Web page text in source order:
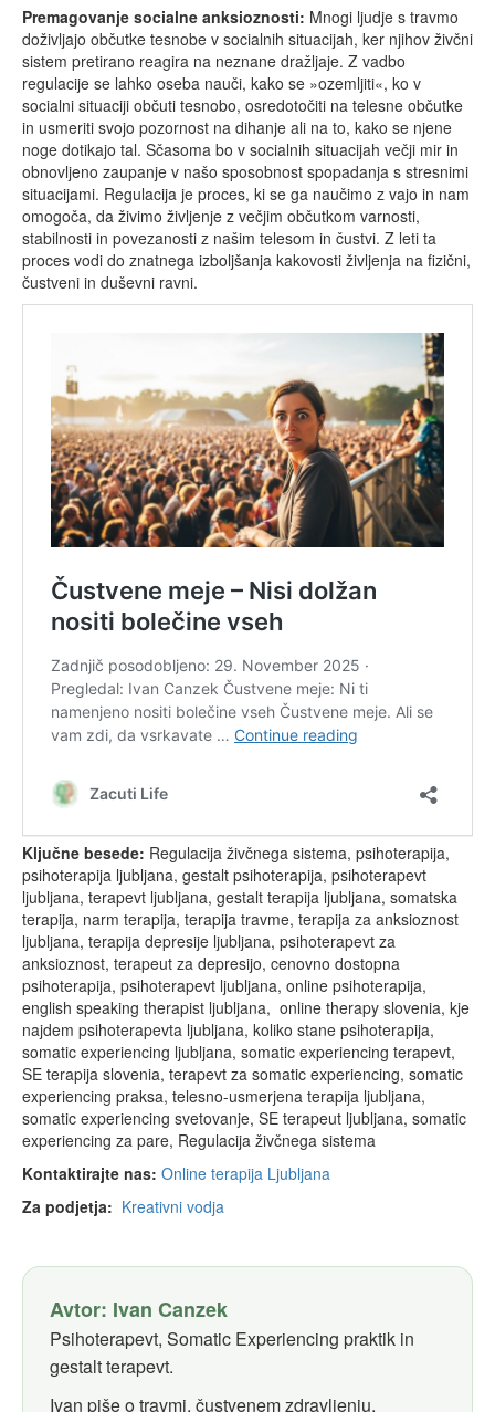
Premagovanje socialne anksioznosti: Mnogi ljudje s travmo
doživljajo občutke tesnobe v socialnih situacijah, ker njihov živčni
sistem pretirano reagira na neznane dražljaje. Z vadbo
regulacije se lahko oseba nauči, kako se »ozemljiti«, ko v
socialni situaciji občuti tesnobo, osredotočiti na telesne občutke
in usmeriti svojo pozornost na dihanje ali na to, kako se njene
noge dotikajo tal. Sčasoma bo v socialnih situacijah večji mir in
obnovljeno zaupanje v našo sposobnost spopadanja s stresnimi
situacijami. Regulacija je proces, ki se ga naučimo z vajo in nam
omogoča, da živimo življenje z večjim občutkom varnosti,
stabilnosti in povezanosti z našim telesom in čustvi. Z leti ta
proces vodi do znatnega izboljšanja kakovosti življenja na fizični,
čustveni in duševni ravni.
Ključne besede: Regulacija živčnega sistema, psihoterapija,
psihoterapija ljubljana, gestalt psihoterapija, psihoterapevt
ljubljana, terapevt ljubljana, gestalt terapija ljubljana, somatska
terapija, narm terapija, terapija travme, terapija za anksioznost
ljubljana, terapija depresije ljubljana, psihoterapevt za
anksioznost, terapeut za depresijo, cenovno dostopna
psihoterapija, psihoterapevt ljubljana, online psihoterapija,
english speaking therapist ljubljana, online therapy slovenia, kje
najdem psihoterapevta ljubljana, koliko stane psihoterapija,
somatic experiencing ljubljana, somatic experiencing terapevt,
SE terapija slovenia, terapevt za somatic experiencing, somatic
experiencing praksa, telesno-usmerjena terapija ljubljana,
somatic experiencing svetovanje, SE terapeut ljubljana, somatic
experiencing za pare, Regulacija živčnega sistema
Kontaktirajte nas: Online terapija Ljubljana
Za podjetja: Kreativni vodja
Avtor: Ivan Canzek
Psihoterapevt, Somatic Experiencing praktik in
gestalt terapevt.
Ivan piše o travmi, čustvenem zdravljenju,